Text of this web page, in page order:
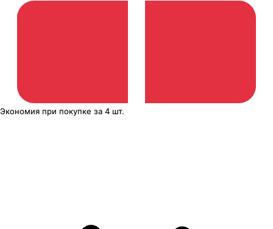
Экономия при покупке за 4 шт.